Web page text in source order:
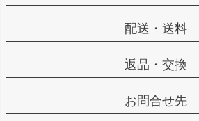
配送・送料
返品・交換
お問合せ先